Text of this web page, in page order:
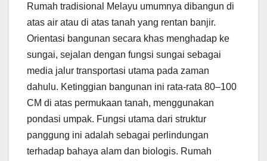
Rumah tradisional Melayu umumnya dibangun di
atas air atau di atas tanah yang rentan banjir.
Orientasi bangunan secara khas menghadap ke
sungai, sejalan dengan fungsi sungai sebagai
media jalur transportasi utama pada zaman
dahulu. Ketinggian bangunan ini rata-rata 80–100
CM di atas permukaan tanah, menggunakan
pondasi umpak. Fungsi utama dari struktur
panggung ini adalah sebagai perlindungan
terhadap bahaya alam dan biologis. Rumah